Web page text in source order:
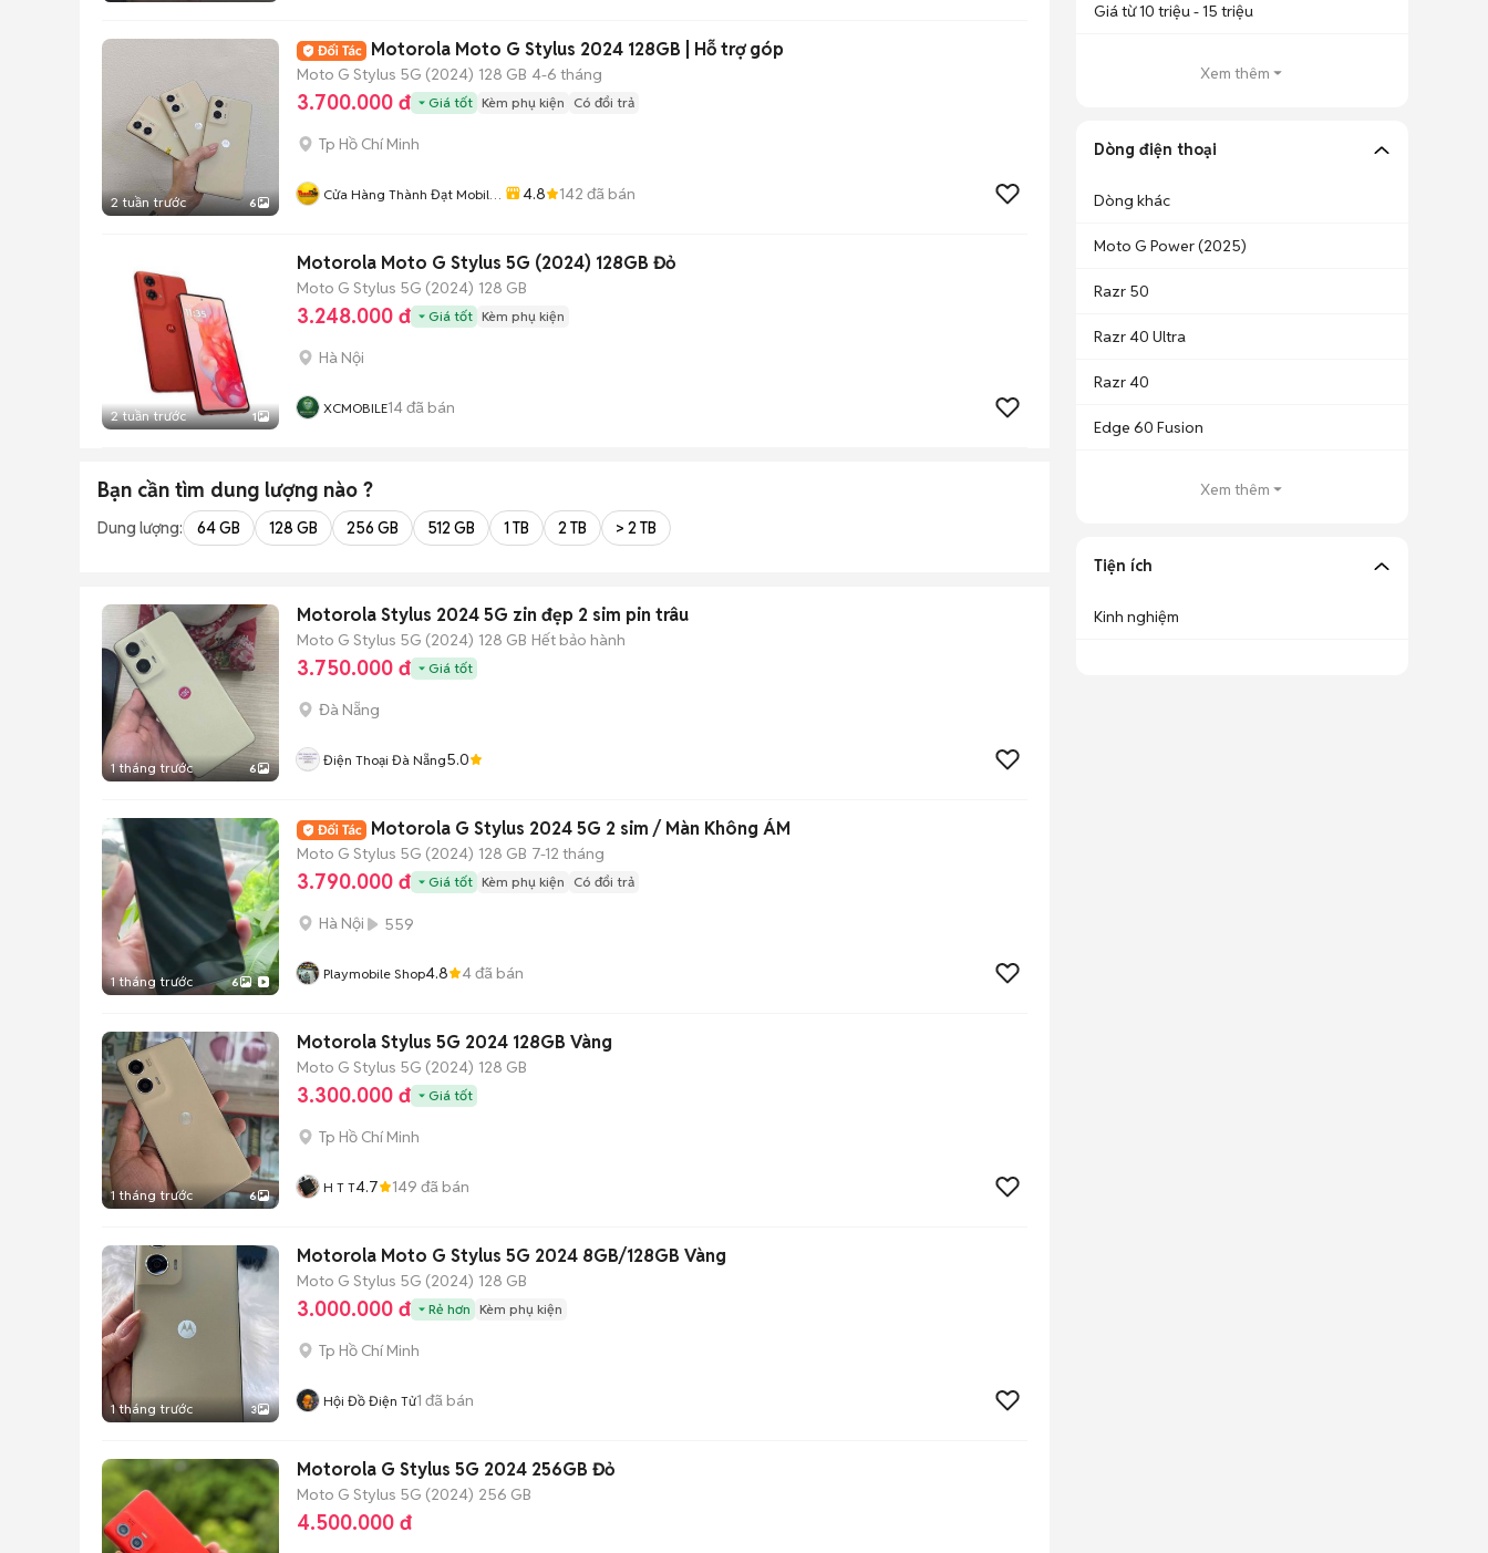
2 tuần trước 6
Motorola Moto G Stylus 2024 128GB | Hỗ trợ góp
Moto G Stylus 5G (2024) 128 GB 4-6 tháng
3.700.000 đ Giá tốt Kèm phụ kiện Có đổi trả
Tp Hồ Chí Minh
Cửa Hàng Thành Đạt Mobile
4.8 142 đã bán
2 tuần trước 1
Motorola Moto G Stylus 5G (2024) 128GB Đỏ
Moto G Stylus 5G (2024) 128 GB
3.248.000 đ Giá tốt Kèm phụ kiện
Hà Nội
XCMOBILE14đã bán
Bạn cần tìm dung lượng nào ?
Dung lượng: 64 GB 128 GB 256 GB 512 GB 1 TB 2 TB > 2 TB
1 tháng trước 6
Motorola Stylus 2024 5G zin đẹp 2 sim pin trâu
Moto G Stylus 5G (2024) 128 GB Hết bảo hành
3.750.000 đ Giá tốt
Đà Nẵng
Điện Thoại Đà Nẵng5.0
1 tháng trước 6
Motorola G Stylus 2024 5G 2 sim / Màn Không ÁM
Moto G Stylus 5G (2024) 128 GB 7-12 tháng
3.790.000 đ Giá tốt Kèm phụ kiện Có đổi trả
Hà Nội 559
Playmobile Shop4.8 4đã bán
1 tháng trước 6
Motorola Stylus 5G 2024 128GB Vàng
Moto G Stylus 5G (2024) 128 GB
3.300.000 đ Giá tốt
Tp Hồ Chí Minh
H T T4.7 149 đã bán
1 tháng trước 3
Motorola Moto G Stylus 5G 2024 8GB/128GB Vàng
Moto G Stylus 5G (2024) 128 GB
3.000.000 đ Rẻ hơn Kèm phụ kiện
Tp Hồ Chí Minh
Hội Đồ Điện Tử1 đã bán
Motorola G Stylus 5G 2024 256GB Đỏ
Moto G Stylus 5G (2024) 256 GB
4.500.000 đ
Giá từ 10 triệu - 15 triệu
Xem thêm
Dòng điện thoại
Dòng khác
Moto G Power (2025)
Razr 50
Razr 40 Ultra
Razr 40
Edge 60 Fusion
Xem thêm
Tiện ích
Kinh nghiệm